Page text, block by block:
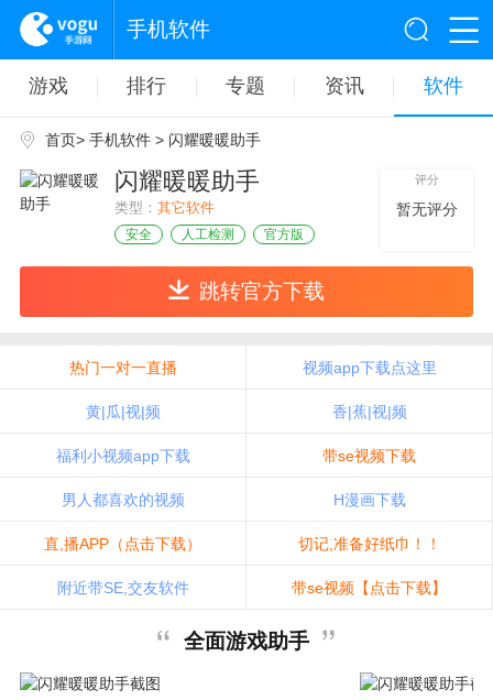
手机软件
游戏 排行 专题 资讯 软件
首页> 手机软件> 闪耀暖暖助手
闪耀暖暖助手
类型： 其它软件
安全 人工检测 官方版
评分
暂无评分
跳转官方下载
热门一对一直播 视频app下载点这里
黄|瓜|视|频 香|蕉|视|频
福利小视频app下载 带se视频下载
男人都喜欢的视频 H漫画下载
直,播APP（点击下载） 切记,准备好纸巾！！
附近带SE,交友软件 带se视频【点击下载】
全面游戏助手